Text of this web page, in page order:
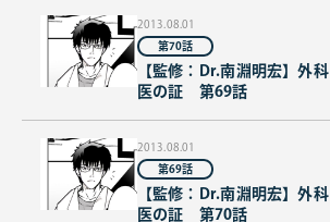
2013.08.01
第70話
【監修：Dr.南淵明宏】外科
医の証 第69話
2013.08.01
第69話
【監修：Dr.南淵明宏】外科
医の証 第70話